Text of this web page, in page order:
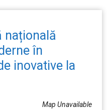
națională
în
inovative la
Map Unavailable